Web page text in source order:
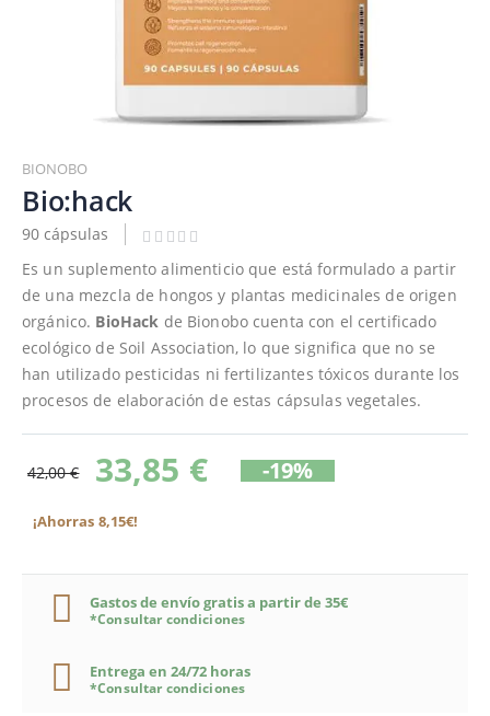
al
comienzo
de
la
galería
imágenes
BIONOBO
Bio:hack
90 cápsulas
Es un suplemento alimenticio que está formulado a partir
de una mezcla de hongos y plantas medicinales de origen
orgánico. BioHack de Bionobo cuenta con el certificado
ecológico de Soil Association, lo que significa que no se
han utilizado pesticidas ni fertilizantes tóxicos durante los
procesos de elaboración de estas cápsulas vegetales.
42,00 € 33,85 € -19%
¡Ahorras 8,15€!
Gastos de envío gratis a partir de 35€
*Consultar condiciones
Entrega en 24/72 horas
*Consultar condiciones